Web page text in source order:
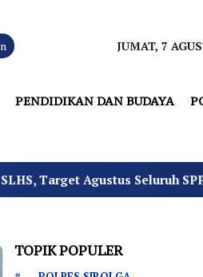
JUMAT, 7
PENDIDIKAN DAN BUDAYA
Agustus Seluruh SPPG Layak
TOPIK POPULER